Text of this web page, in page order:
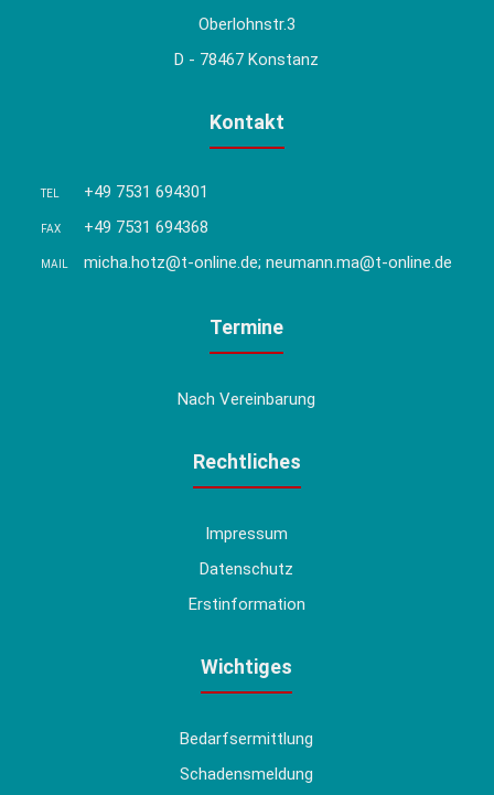
Oberlohnstr.3
D - 78467 Konstanz
Kontakt
TEL +49 7531 694301
FAX +49 7531 694368
MAIL micha.hotz@t-online.de; neumann.ma@t-online.de
Termine
Nach Vereinbarung
Rechtliches
Impressum
Datenschutz
Erstinformation
Wichtiges
Bedarfsermittlung
Schadensmeldung